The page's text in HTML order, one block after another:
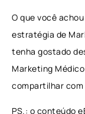
O que você
estratégia de
tenha gostado
Marketing
compartilhar
PS.: o conteúdo